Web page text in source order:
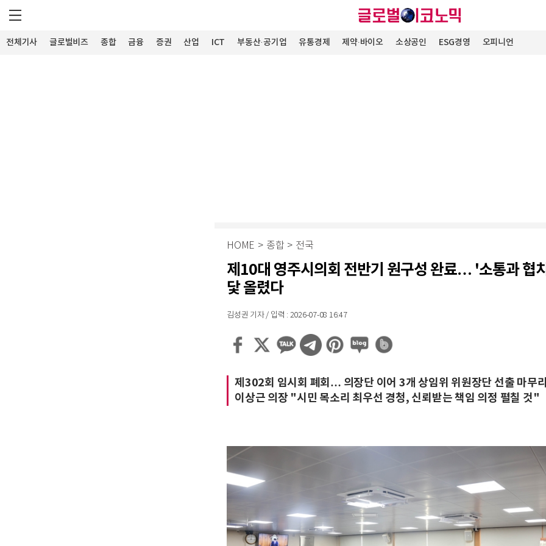
전체기사 글로벌비즈 종합 금융 증권 산업 ICT 부동산·공기업 유통경제 제약∙바이오 소상공인 ESG경영 오피니언
HOME > 종합 > 전국
제10대 영주시의회 전반기 원구성 완료… '소통과 협
닻 올렸다
김성권 기자 / 입력 : 2026-07-08 16:47
제302회 임시회 폐회… 의장단 이어 3개 상임위 위원장단 선출 마무
이상근 의장 "시민 목소리 최우선 경청, 신뢰받는 책임 의정 펼칠 것"